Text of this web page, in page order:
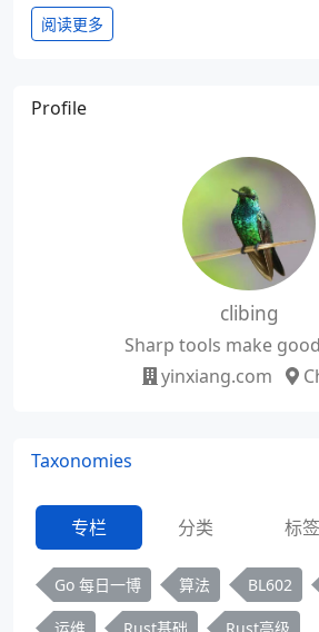
阅读更多
Profile
clibing
Sharp tools make
yinxiang.com
Taxonomies
专栏 分类 标签
Go 每日一博 算法 BL602